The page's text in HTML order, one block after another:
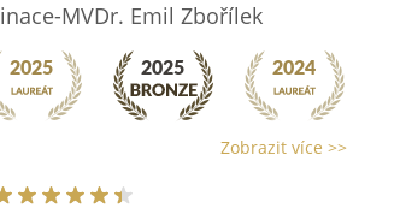
MVDr. Emil Zbořílek
Zobrazit více >>